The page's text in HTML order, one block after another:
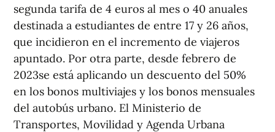
segunda tarifa de 4 euros al mes o 40 anuales
destinada a estudiantes de entre 17 y 26 años,
que incidieron en el incremento de viajeros
apuntado. Por otra parte, desde febrero de
2023se está aplicando un descuento del 50%
en los bonos multiviajes y los bonos mensuales
del autobús urbano. El Ministerio de
Transportes, Movilidad y Agenda Urbana